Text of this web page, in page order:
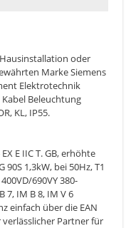
oder
Marke Siemens
Elektrotechnik
Beleuchtung
KL, IP55.
E IIC T. GB, erhöhte
1,3kW, bei 50Hz, T1
690VY 380-
7, IM B 8, IM V 6
einfach über die EAN
Partner für